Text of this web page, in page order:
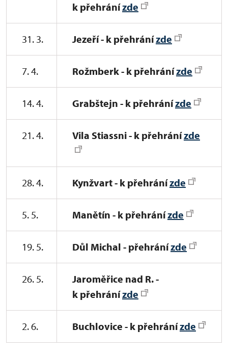
k přehránízde
31. 3. Jezeří - k přehránízde
7. 4. Rožmberk - k přehránízde
14. 4. Grabštejn - k přehránízde
21. 4. Vila Stiassni - k přehránízde
28. 4. Kynžvart - k přehránízde
5. 5. Manětín - k přehránízde
19. 5. Důl Michal - přehránízde
26. 5.
Jaroměřice nad R. -
k přehránízde
2. 6. Buchlovice - k přehránízde